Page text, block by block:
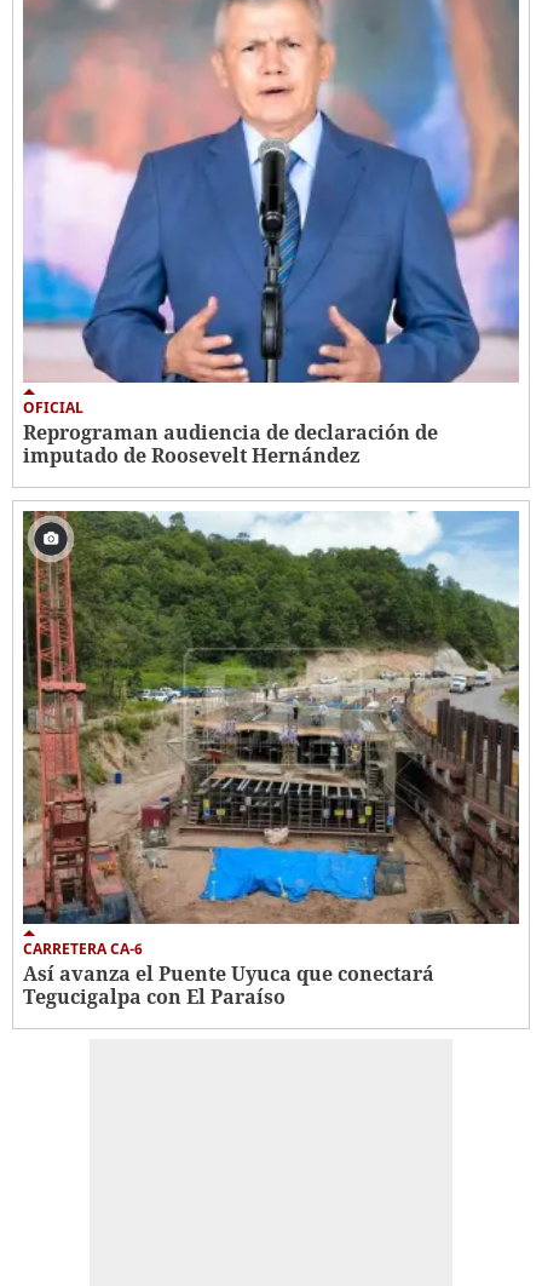
OFICIAL
Reprograman audiencia de declaración de
imputado de Roosevelt Hernández
CARRETERA CA-6
Así avanza el Puente Uyuca que conectará
Tegucigalpa con El Paraíso